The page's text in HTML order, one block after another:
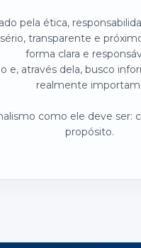
pela ética,
transparente e
forma clara e
e, através dela, busco
realmente importam.
como ele deve ser:
propósito.